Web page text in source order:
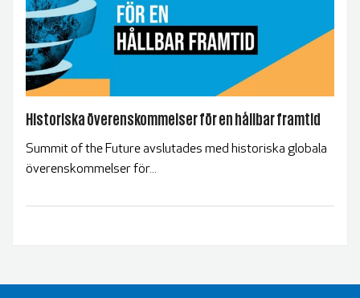
Historiska överenskommelser för en hållbar framtid
Summit of the Future avslutades med historiska globala
överenskommelser för...